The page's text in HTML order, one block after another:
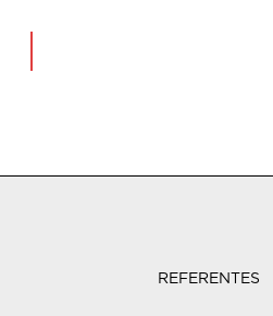
REFERENTES